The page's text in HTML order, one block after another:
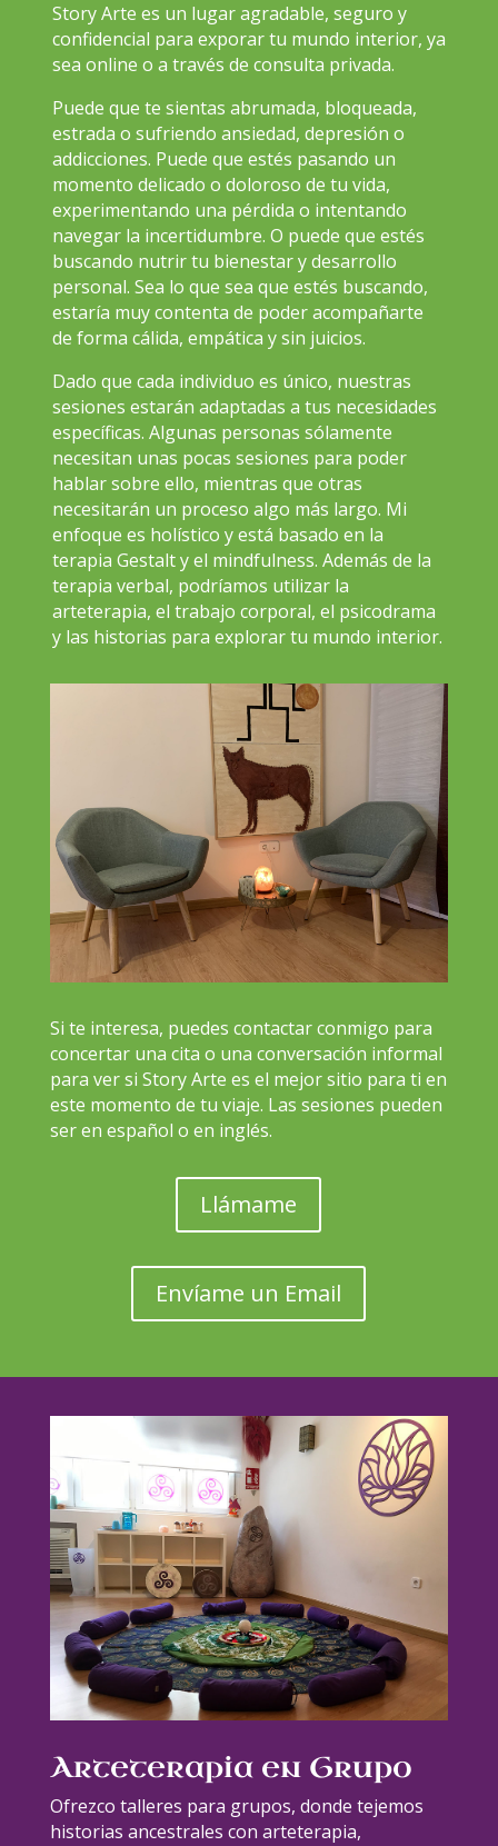
Story Arte es un lugar agradable, seguro y
confidencial para exporar tu mundo interior, ya
sea online o a través de consulta privada.
Puede que te sientas abrumada, bloqueada,
estrada o sufriendo ansiedad, depresión o
addicciones. Puede que estés pasando un
momento delicado o doloroso de tu vida,
experimentando una pérdida o intentando
navegar la incertidumbre. O puede que estés
buscando nutrir tu bienestar y desarrollo
personal. Sea lo que sea que estés buscando,
estaría muy contenta de poder acompañarte
de forma cálida, empática y sin juicios.
Dado que cada individuo es único, nuestras
sesiones estarán adaptadas a tus necesidades
específicas. Algunas personas sólamente
necesitan unas pocas sesiones para poder
hablar sobre ello, mientras que otras
necesitarán un proceso algo más largo. Mi
enfoque es holístico y está basado en la
terapia Gestalt y el mindfulness. Además de la
terapia verbal, podríamos utilizar la
arteterapia, el trabajo corporal, el psicodrama
y las historias para explorar tu mundo interior.
Si te interesa, puedes contactar conmigo para
concertar una cita o una conversación informal
para ver si Story Arte es el mejor sitio para ti en
este momento de tu viaje. Las sesiones pueden
ser en español o en inglés.
Llámame
Envíame un Email
Arteterapia en Grupo
Ofrezco talleres para grupos, donde tejemos
historias ancestrales con arteterapia,